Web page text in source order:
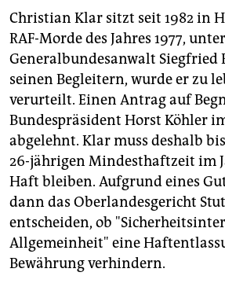
Christian Klar sitzt seit 1982 in
RAF-Morde des Jahres 1977,
Generalbundesanwalt Siegfried
seinen Begleitern, wurde er zu
verurteilt. Einen Antrag auf
Bundespräsident Horst Köhler
abgelehnt. Klar muss deshalb
26-jährigen Mindesthaftzeit im
Haft bleiben. Aufgrund eines
dann das Oberlandesgericht
entscheiden, ob
Allgemeinheit" eine
Bewährung verhindern.